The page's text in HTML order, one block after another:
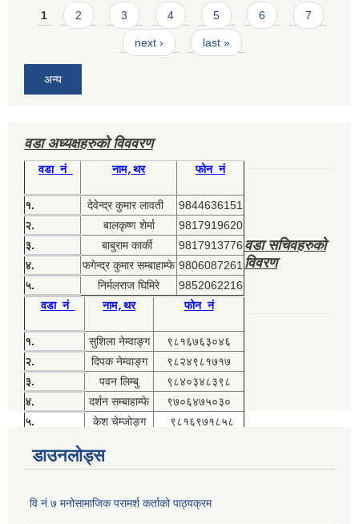
Pages
1 2 3 4 5 6 7
next › last »
अन्य
वडा अध्यक्षहरुको विववरण
वडा नं नाम,थर फोन नं
१. देवेन्द्र कुमार लावती
9844636151
२.
बालकृष्ण शेर्मा
9817919620
३.
बाबुराम कार्की
9817913776
४.
फगेन्द्र कुमार सम्बाहाम्फे 9806087261
५.
निर्मलराज घिमिरे 9852062216
वडा सचिवहरुको
विवरण
वडा नं नाम,थर फोन नं
१. सुशिला नेम्वाङ्ग
९८१६७६३०४६
२.
दिपक नेम्वाङ्ग
९८२४९८१७१७
३.
पवन लिम्बु
९८४०३४८३९८
४.
दर्शन सम्बाहाम्फे
९७०६४७५०३०
५.
केश चेम्जोङ्ग ९८१६९७१८५८
डाउनलोड्स
वि नं ७ मनोसामाजिक परामर्श कर्ताको पाठ्यक्रम